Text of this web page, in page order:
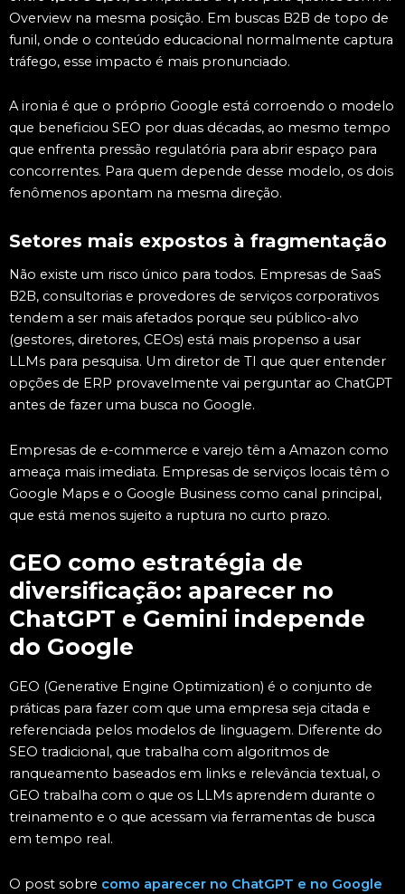
Overview na mesma posição. Em buscas B2B de topo de
funil, onde o conteúdo educacional normalmente captura
tráfego, esse impacto é mais pronunciado.
A ironia é que o próprio Google está corroendo o modelo
que beneficiou SEO por duas décadas, ao mesmo tempo
que enfrenta pressão regulatória para abrir espaço para
concorrentes. Para quem depende desse modelo, os dois
fenômenos apontam na mesma direção.
Setores mais expostos à fragmentação
Não existe um risco único para todos. Empresas de SaaS
B2B, consultorias e provedores de serviços corporativos
tendem a ser mais afetados porque seu público-alvo
(gestores, diretores, CEOs) está mais propenso a usar
LLMs para pesquisa. Um diretor de TI que quer entender
opções de ERP provavelmente vai perguntar ao ChatGPT
antes de fazer uma busca no Google.
Empresas de e-commerce e varejo têm a Amazon como
ameaça mais imediata. Empresas de serviços locais têm o
Google Maps e o Google Business como canal principal,
que está menos sujeito a ruptura no curto prazo.
GEO como estratégia de
diversificação: aparecer no
ChatGPT e Gemini independe
do Google
GEO (Generative Engine Optimization) é o conjunto de
práticas para fazer com que uma empresa seja citada e
referenciada pelos modelos de linguagem. Diferente do
SEO tradicional, que trabalha com algoritmos de
ranqueamento baseados em links e relevância textual, o
GEO trabalha com o que os LLMs aprendem durante o
treinamento e o que acessam via ferramentas de busca
em tempo real.
O post sobre como aparecer no ChatGPT e no Google